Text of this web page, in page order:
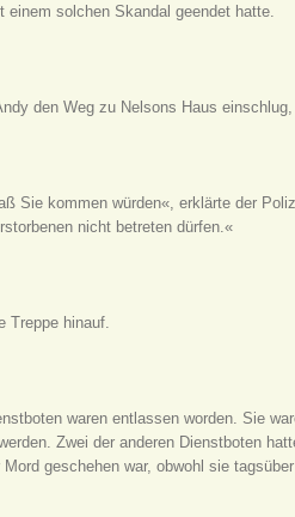
solchen Skandal geendet hatte.
den Weg zu Nelsons Haus
Sie kommen würden«, erklärte der
nicht betreten dürfen.«
Treppe hinauf.
waren entlassen worden. Sie
Zwei der anderen Dienstboten
geschehen war, obwohl sie